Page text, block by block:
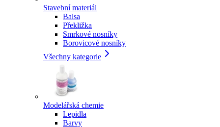
Stavební materiál
Balsa
Překližka
Smrkové nosníky
Borovicové nosníky
Všechny kategorie
Modelářská chemie
Lepidla
Barvy